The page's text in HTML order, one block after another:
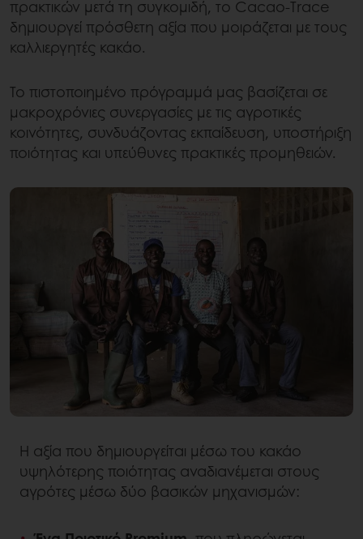
πρακτικών μετά τη συγκομιδή, το Cacao-Trace
δημιουργεί πρόσθετη αξία που μοιράζεται με τους
καλλιεργητές κακάο.
Το πιστοποιημένο πρόγραμμά μας βασίζεται σε
μακροχρόνιες συνεργασίες με τις αγροτικές
κοινότητες, συνδυάζοντας εκπαίδευση, υποστήριξη
ποιότητας και υπεύθυνες πρακτικές προμηθειών.
Η αξία που δημιουργείται μέσω του κακάο
υψηλότερης ποιότητας αναδιανέμεται στους
αγρότες μέσω δύο βασικών μηχανισμών: